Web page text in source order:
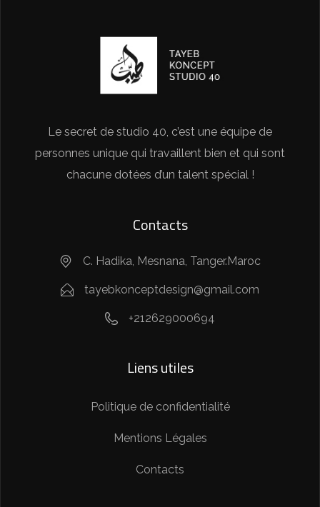
Le secret de studio 40, c’est une équipe de
personnes unique qui travaillent bien et qui sont
chacune dotées d’un talent spécial !
Contacts
C. Hadika, Mesnana, Tanger.Maroc
tayebkonceptdesign@gmail.com
+212629000694
Liens utiles
Politique de confidentialité
Mentions Légales
Contacts